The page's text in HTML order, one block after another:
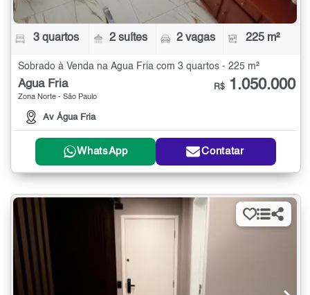
3 quartos 2 suítes 2 vagas 225 m²
Sobrado à Venda na Água Fria com 3 quartos - 225 m²
Água Fria
Zona Norte - São Paulo
Av Água Fria
R$ 1.050.000
WhatsApp Contatar